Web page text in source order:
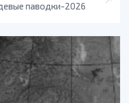
паводки-2026